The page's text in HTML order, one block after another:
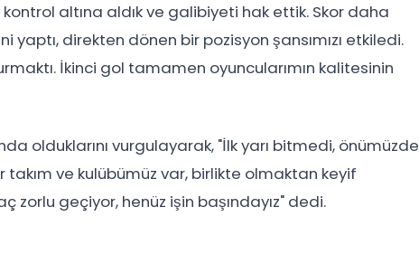
altına aldık ve galibiyeti hak ettik. Skor daha
direkten dönen bir pozisyon şansımızı etkiledi.
İkinci gol tamamen oyuncularımın kalitesinin
olduklarını vurgulayarak, "İlk yarı bitmedi, önümüzde
takım ve kulübümüz var, birlikte olmaktan keyif
zorlu geçiyor, henüz işin başındayız" dedi.